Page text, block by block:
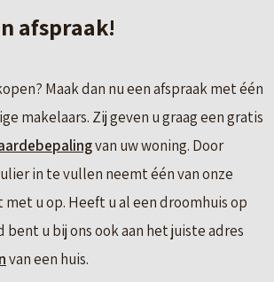
afspraak!
Maak dan nu een afspraak met één
makelaars. Zij geven u graag een gratis
van uw woning. Door
in te vullen neemt één van onze
u op. Heeft u al een droomhuis op
bent u bij ons ook aan het juiste adres
van een huis.